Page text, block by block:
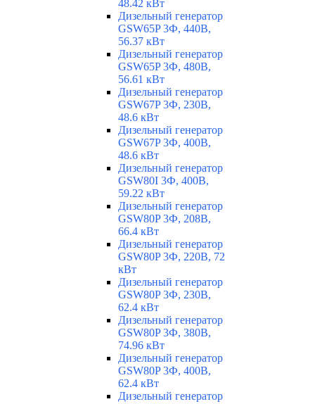
48.42 кВт
Дизельный генератор
GSW65P 3Ф, 440В,
56.37 кВт
Дизельный генератор
GSW65P 3Ф, 480В,
56.61 кВт
Дизельный генератор
GSW67P 3Ф, 230В,
48.6 кВт
Дизельный генератор
GSW67P 3Ф, 400В,
48.6 кВт
Дизельный генератор
GSW80I 3Ф, 400В,
59.22 кВт
Дизельный генератор
GSW80P 3Ф, 208В,
66.4 кВт
Дизельный генератор
GSW80P 3Ф, 220В, 72
кВт
Дизельный генератор
GSW80P 3Ф, 230В,
62.4 кВт
Дизельный генератор
GSW80P 3Ф, 380В,
74.96 кВт
Дизельный генератор
GSW80P 3Ф, 400В,
62.4 кВт
Дизельный генератор